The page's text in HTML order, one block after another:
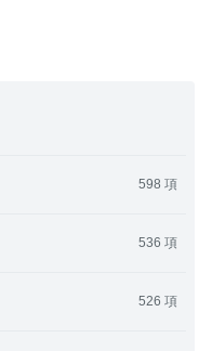
598 項
536 項
526 項